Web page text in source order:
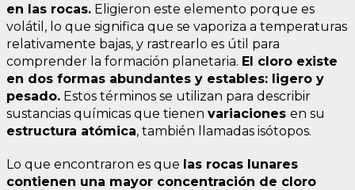
en las rocas. Eligieron este elemento porque es
volátil, lo que significa que se vaporiza a temperaturas
relativamente bajas, y rastrearlo es útil para
comprender la formación planetaria. El cloro existe
en dos formas abundantes y estables: ligero y
pesado. Estos términos se utilizan para describir
sustancias químicas que tienen variaciones en su
estructura atómica, también llamadas isótopos.
Lo que encontraron es que las rocas lunares
contienen una mayor concentración de cloro